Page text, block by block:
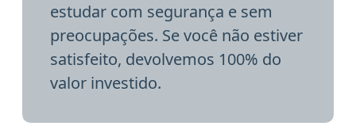
estudar com segurança e sem
preocupações. Se você não estiver
satisfeito, devolvemos 100% do
valor investido.